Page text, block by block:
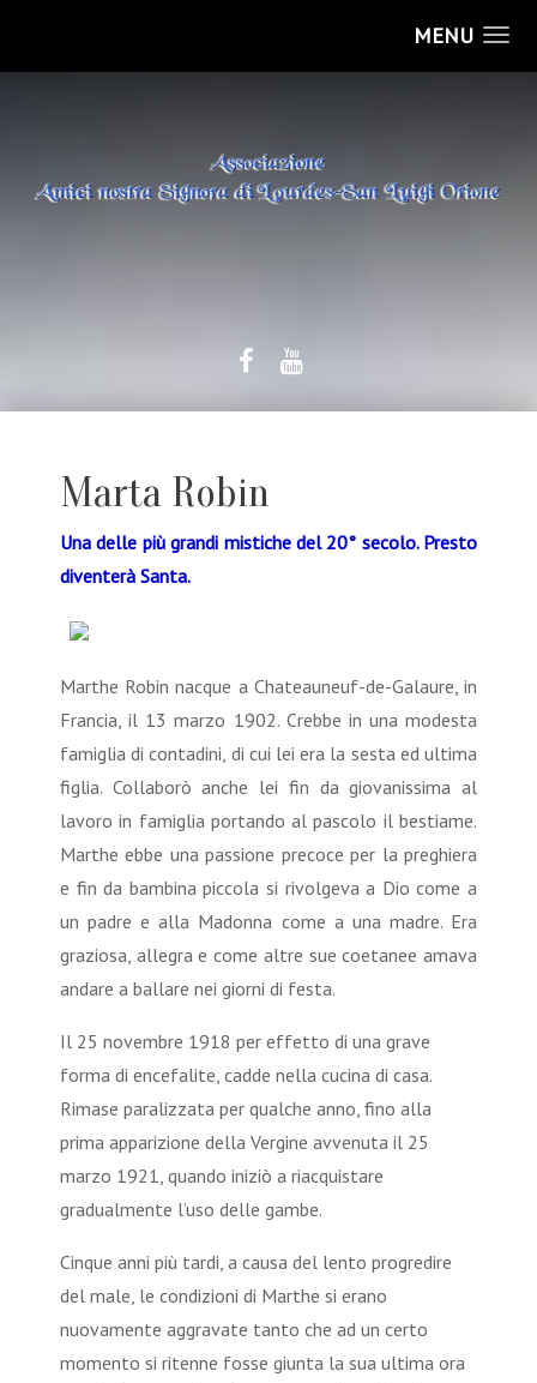
MENU
Marta Robin
Una delle più grandi mistiche del 20° secolo. Presto
diventerà Santa.
Marthe Robin nacque a Chateauneuf-de-Galaure, in
Francia, il 13 marzo 1902. Crebbe in una modesta
famiglia di contadini, di cui lei era la sesta ed ultima
figlia. Collaborò anche lei fin da giovanissima al
lavoro in famiglia portando al pascolo il bestiame.
Marthe ebbe una passione precoce per la preghiera
e fin da bambina piccola si rivolgeva a Dio come a
un padre e alla Madonna come a una madre. Era
graziosa, allegra e come altre sue coetanee amava
andare a ballare nei giorni di festa.
Il 25 novembre 1918 per effetto di una grave
forma di encefalite, cadde nella cucina di casa.
Rimase paralizzata per qualche anno, fino alla
prima apparizione della Vergine avvenuta il 25
marzo 1921, quando iniziò a riacquistare
gradualmente l’uso delle gambe.
Cinque anni più tardi, a causa del lento progredire
del male, le condizioni di Marthe si erano
nuovamente aggravate tanto che ad un certo
momento si ritenne fosse giunta la sua ultima ora